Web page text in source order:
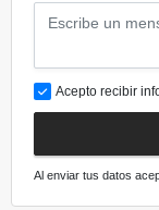
Acepto recibir
Al enviar tus datos